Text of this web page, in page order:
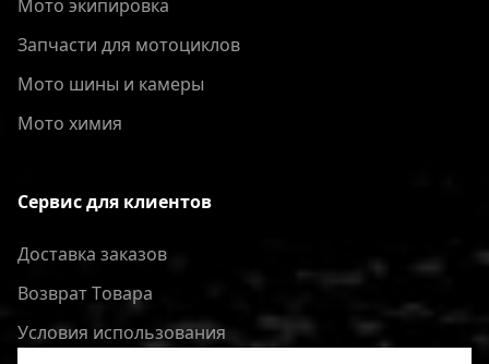
Мото экипировка
Запчасти для мотоциклов
Мото шины и камеры
Мото химия
Сервис для клиентов
Доставка заказов
Bозврат Tовара
Условия использования